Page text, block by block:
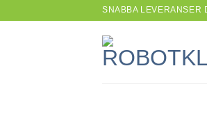
SNABBA LEVERANSER